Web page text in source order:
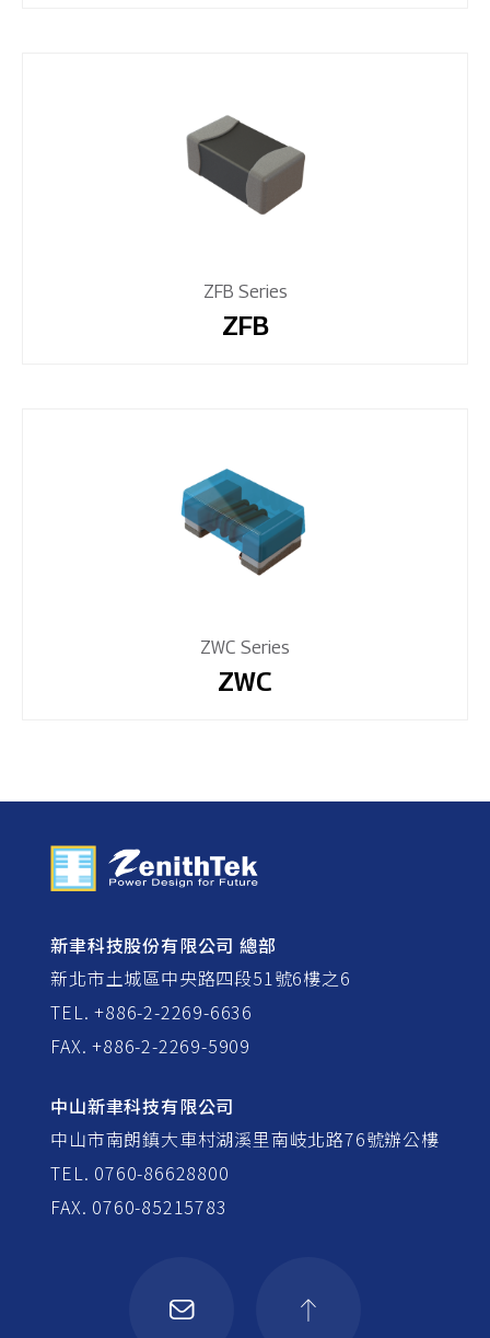
ZFB Series
ZFB
ZWC Series
ZWC
新聿科技股份有限公司 總部
新北市土城區中央路四段51號6樓之6
TEL. +886-2-2269-6636
FAX. +886-2-2269-5909
中山新聿科技有限公司
中山市南朗鎮大車村湖溪里南岐北路76號辦公樓
TEL. 0760-86628800
FAX. 0760-85215783